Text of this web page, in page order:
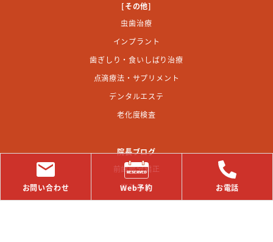
お問い合わせ Web予約 お電話
[その他]
虫歯治療
インプラント
歯ぎしり・食いしばり治療
点滴療法・サプリメント
デンタルエステ
老化度検査
院長ブログ
前歯部分矯正
審美歯科